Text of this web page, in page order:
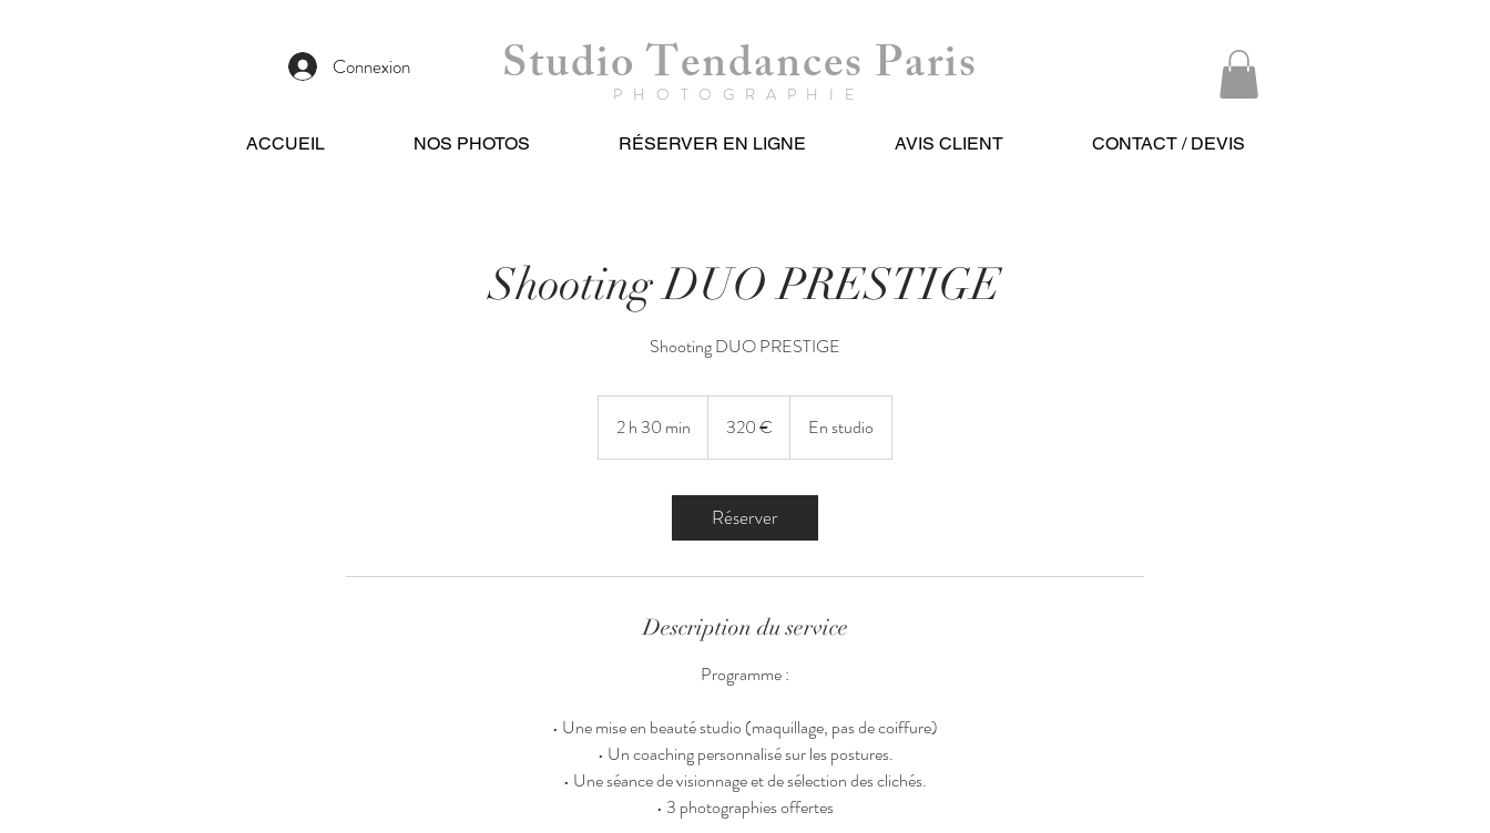
Connexion Studio Tendances Paris
PHOTOGRAPHIE
ACCUEIL NOS PHOTOS RÉSERVER EN LIGNE AVIS CLIENT CONTACT / DEVIS
Shooting DUO PRESTIGE
Shooting DUO PRESTIGE
2 h 30 min
h
320 € En studio
Réserver
Description du service
Programme :
• Une mise en beauté studio (maquillage, pas de coiffure)
• Un coaching personnalisé sur les postures.
• Une séance de visionnage et de sélection des clichés.
• 3 photographies offertes